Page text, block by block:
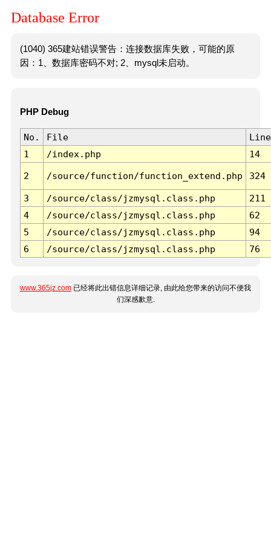
Database Error
(1040) 365建站错误警告：连接数据库失败，可能的原
因：1、数据库密码不对; 2、mysql未启动。
PHP Debug
No. File
Line
1
/index.php 14
2 /source/function/function_extend.php 324
3 /source/class/jzmysql.class.php
211
4
/source/class/jzmysql.class.php
62
5
/source/class/jzmysql.class.php
94
6
/source/class/jzmysql.class.php 76
www.365jz.com 已经将此出错信息详细记录, 由此给您带来的访问不便我
们深感歉意.